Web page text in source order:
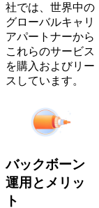
社では、世界中の
グローバルキャリ
アパートナーから
これらのサービス
を購入およびリー
スしています。
バックボーン
運用とメリッ
ト